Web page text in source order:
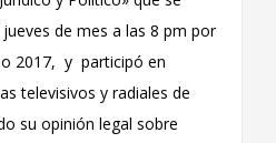
de mes a las 8 pm por
2017, y participó en
televisivos y radiales de
su opinión legal sobre